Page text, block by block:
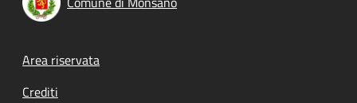
Footer menu
Area riservata
Crediti